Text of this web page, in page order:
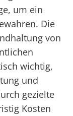
um ein
Die
von
wichtig,
und
gezielte
Kosten